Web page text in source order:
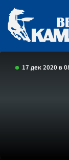
17 дек 2020 в